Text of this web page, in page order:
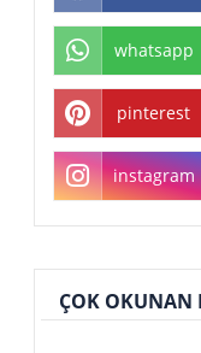
whatsapp
pinterest
instagram
ÇOK OKUNAN